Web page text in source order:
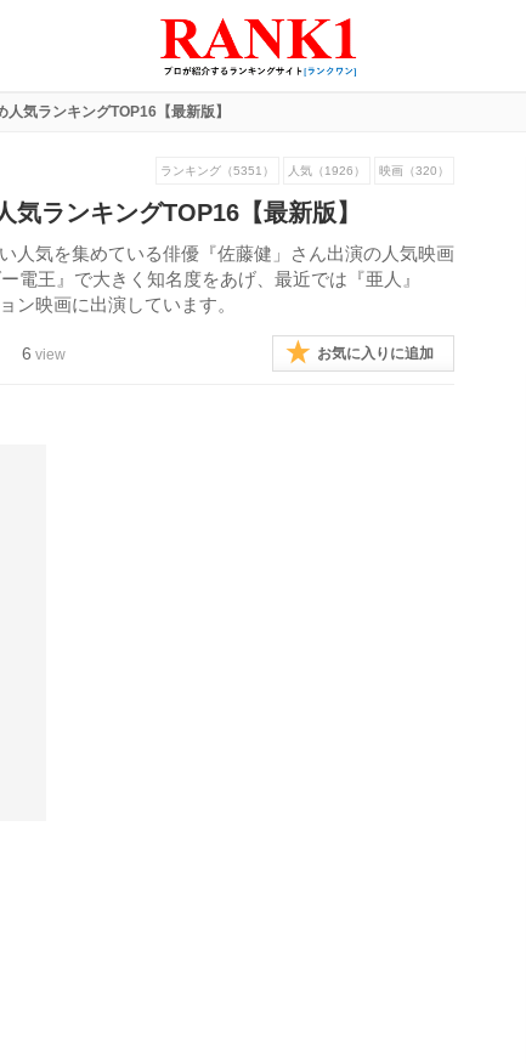
気ランキングTOP16【最新版】
ランキング（5351） 人気（1926） 映画（320）
気ランキングTOP16【最新版】
人気を集めている俳優『佐藤健」さん出演の人気映画
電王』で大きく知名度をあげ、最近では『亜人』
ン映画に出演しています。
6 view お気に入りに追加